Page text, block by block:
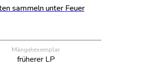
sammeln unter Feuer
Mängelexemplar
früherer LP